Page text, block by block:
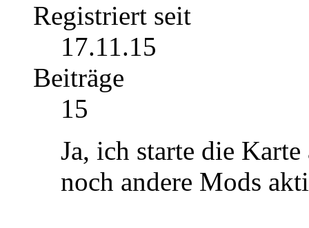
Registriert seit
17.11.15
Beiträge
15
Ja, ich starte die
noch andere Mods